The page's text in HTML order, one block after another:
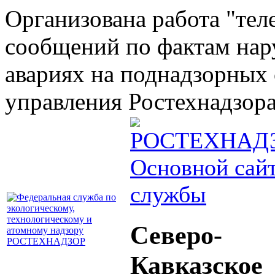
Организована работа
сообщений по фактам
авариях на поднадзорных
управления
Основной
службы
Северо-
Кавказское